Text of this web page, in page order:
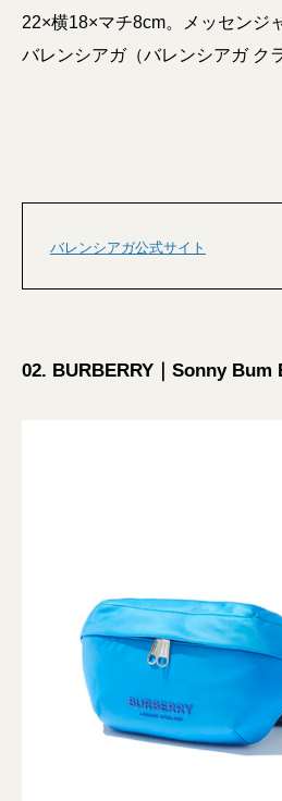
22×横18×マチ8cm。メッセンジ
バレンシアガ（バレンシアガ ク
バレンシアガ公式サイト
02. BURBERRY｜Sonny Bum